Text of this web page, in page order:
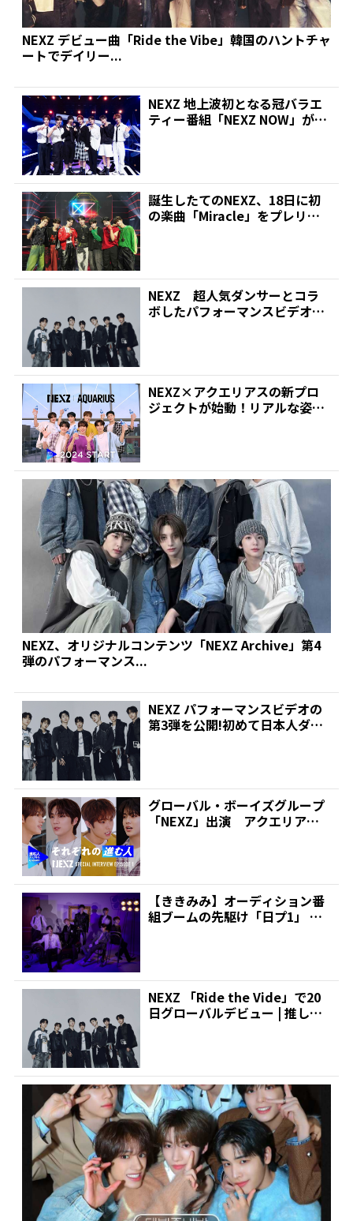
NEXZ デビュー曲「Ride the Vibe」韓国のハントチャ
ートでデイリー...
NEXZ 地上波初となる冠バラエ
ティー番組「NEXZ NOW」が5
誕生したてのNEXZ、18日に初
の楽曲「Miracle」をプレリリ
NEXZ 超人気ダンサーとコラ
ボしたパフォーマンスビデオ公
NEXZ×アクエリアスの新プロ
ジェクトが始動！リアルな姿や
NEXZ、オリジナルコンテンツ「NEXZ Archive」第4
弾のパフォーマンス...
NEXZ パフォーマンスビデオの
第3弾を公開!初めて日本人ダン
グローバル・ボーイズグループ
「NEXZ」出演 アクエリアス
【ききみみ】オーディション番
組ブームの先駆け「日プ1」 脱
NEXZ 「Ride the Vide」で20
日グローバルデビュー | 推しが